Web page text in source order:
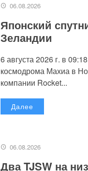
06.08.2026
Японский
Зеландии
6 августа 2026 г. в
космодрома Махиа в
компании Rocket...
Далее
06.08.2026
Два TJSW на